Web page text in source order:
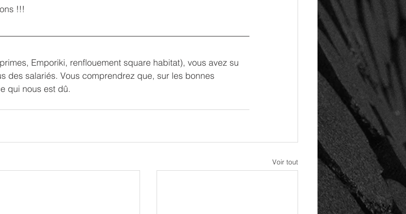
!!!
Emporiki, renflouement square habitat), vous avez su
des salariés. Vous comprendrez que, sur les bonnes
qui nous est dû.
Voir tout